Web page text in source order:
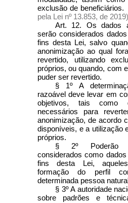
exclusão de
pela Lei nº 13.853, de 2019)
Art. 12. Os dados
serão considerados
fins desta Lei, salvo
anonimização ao qual
revertido, utilizando
próprios, ou quando, com
puder ser revertido.
§ 1º A
razoável deve levar em
objetivos, tais como
necessários para
anonimização, de acordo
disponíveis, e a utilização
próprios.
§ 2º Poderão
considerados como
fins desta Lei,
formação do perfil
determinada pessoa
§ 3º A autoridade
sobre padrões e